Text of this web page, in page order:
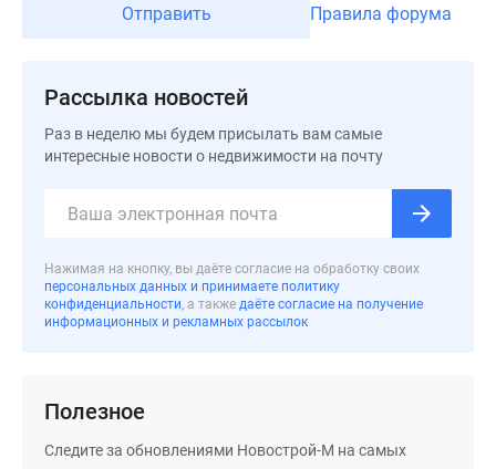
поселки
Новой
Строящиеся
коттеджные
поселки
Отправить Правила форума
Рассылка новостей
Раз в неделю мы будем присылать вам самые
интересные новости о недвижимости на почту
Нажимая на кнопку, вы даёте согласие на обработку своих
персональных данных и принимаете политику
конфиденциальности, а также даёте согласие на получение
информационных и рекламных рассылок
Полезное
Следите за обновлениями Новострой-М на самых